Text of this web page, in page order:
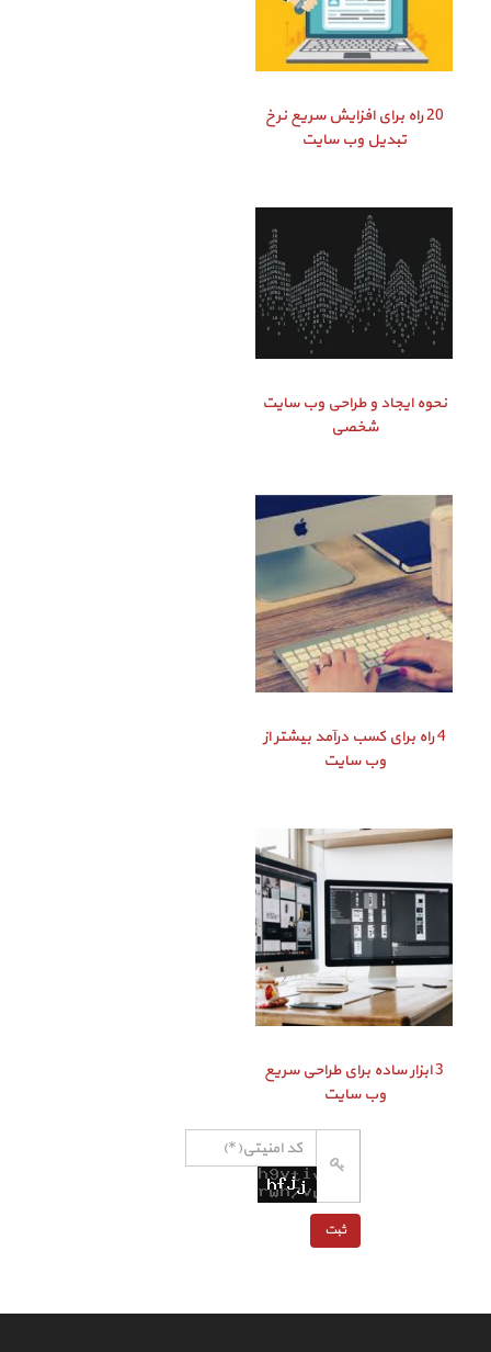
20 راه برای افزایش سریع نرخ
تبدیل وب سایت
نحوه ایجاد و طراحی وب سایت
شخصی
4 راه برای کسب درآمد بیشتر از
وب سایت
3 ابزار ساده برای طراحی سریع
وب سایت